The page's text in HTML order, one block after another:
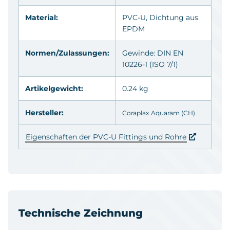
Material: PVC-U, Dichtung aus
EPDM
Normen/Zulassungen:
Gewinde: DIN EN
10226-1 (ISO 7/1)
Artikelgewicht: 0.24 kg
Hersteller: Coraplax Aquaram (CH)
Eigenschaften der PVC-U Fittings und Rohre
Technische Zeichnung